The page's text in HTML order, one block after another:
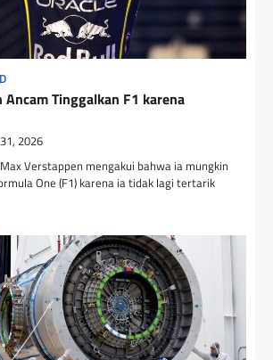
Tinggalkan F1 karena
2026
Verstappen mengakui bahwa ia mungkin
One (F1) karena ia tidak lagi tertarik